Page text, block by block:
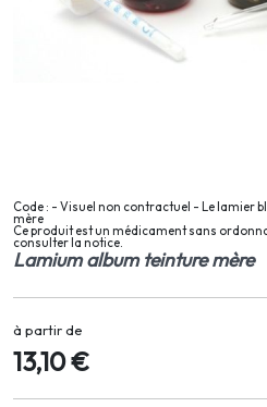
Code : - Visuel non contractuel - Le lamier
mère
Ce produit est un médicament sans
consulter la notice.
Lamium album teinture mère
à partir de
13,10 €